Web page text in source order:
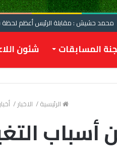
محمد حشيش : مقابلة الرئيس أعظم لحظة
المسابقات شئون
الرئيسية/ الاخبار/